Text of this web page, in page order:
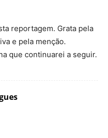
reportagem. Grata pela
e pela menção.
que continuarei a seguir.